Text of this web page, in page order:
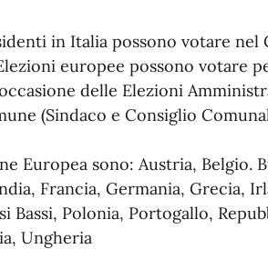
in Italia possono votare nel
europee possono votare
delle Elezioni
(Sindaco e Consiglio
Europea sono: Austria, Belgio.
Francia, Germania, Grecia,
Bassi, Polonia, Portogallo,
Ungheria